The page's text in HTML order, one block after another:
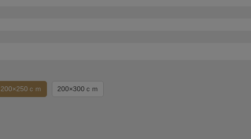
200×250ｃｍ 200×300ｃｍ